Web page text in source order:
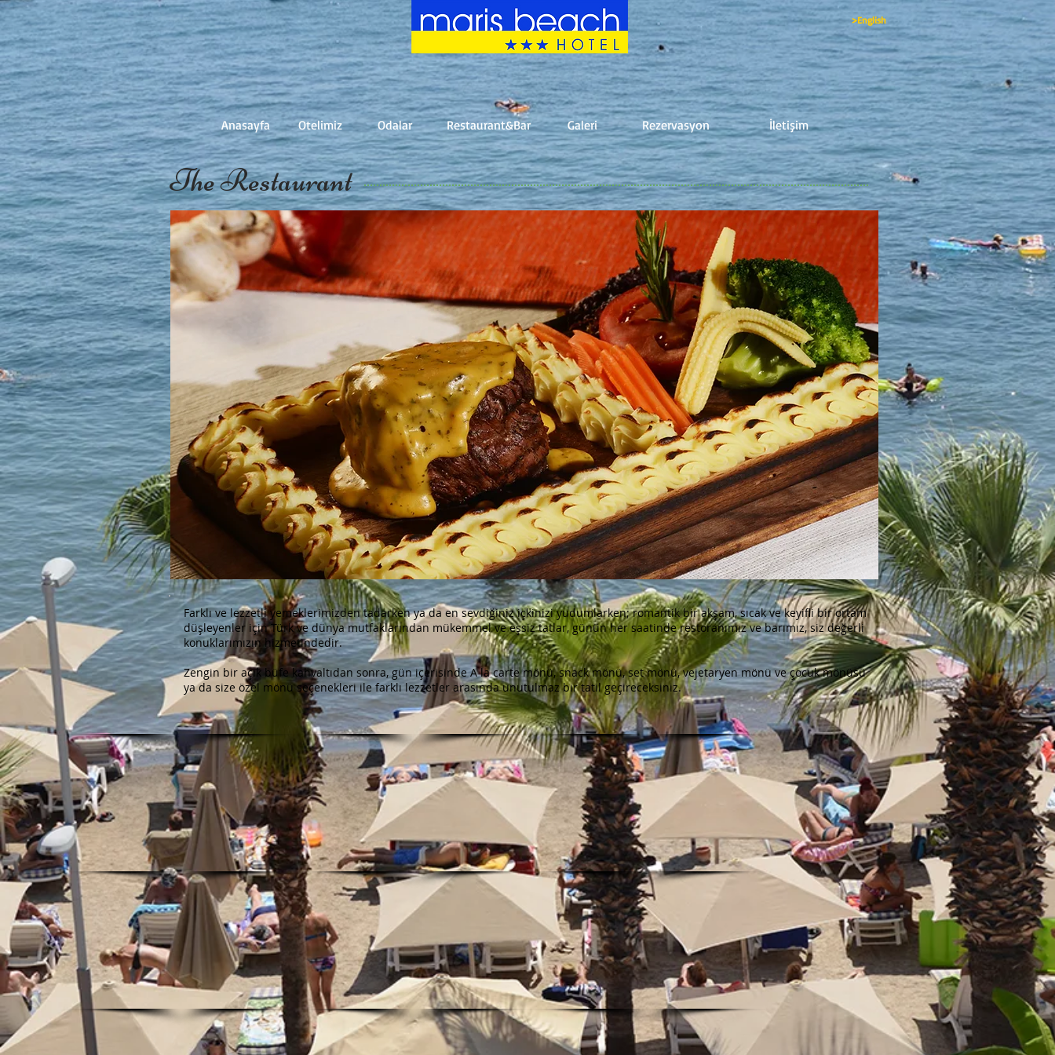
>English
Anasayfa Otelimiz Odalar Restaurant&Bar Galeri Rezervasyon İletişim
The Restaurant
Farklı ve lezzetli yemeklerimizden tadarken ya da en sevdiğiniz içkinizi yudumlarken; romantik bir akşam, sıcak ve keyifli bir ortam
düşleyenler için Türk ve dünya mutfaklarından mükemmel ve eşsiz tatlar, günün her saatinde restoranımız ve barımız, siz değerli
konuklarımızın hizmetindedir.
Zengin bir açık büfe kahvaltıdan sonra, gün içerisinde A la carte mönü, snack mönü, set mönü, vejetaryen mönü ve çocuk mönüsü
ya da size özel mönü seçenekleri ile farklı lezzetler arasında unutulmaz bir tatil geçireceksiniz.